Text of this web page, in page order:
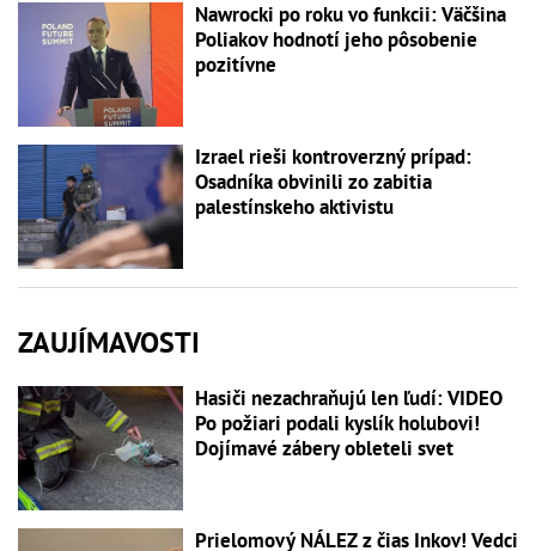
Nawrocki po roku vo funkcii: Väčšina
Poliakov hodnotí jeho pôsobenie
pozitívne
Izrael rieši kontroverzný prípad:
Osadníka obvinili zo zabitia
palestínskeho aktivistu
ZAUJÍMAVOSTI
Hasiči nezachraňujú len ľudí: VIDEO
Po požiari podali kyslík holubovi!
Dojímavé zábery obleteli svet
Prielomový NÁLEZ z čias Inkov! Vedci